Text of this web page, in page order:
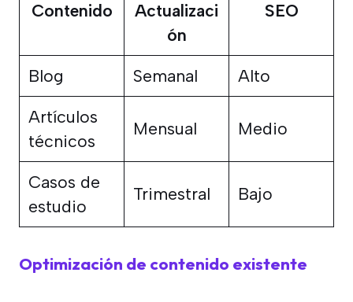
Contenido
Actualizaci
ón
SEO
Blog Semanal Alto
Artículos
técnicos
Mensual Medio
Casos de
estudio
Trimestral Bajo
Optimización de contenido existente